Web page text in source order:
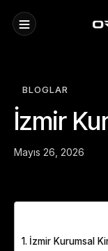
BLOGLAR
İzmir
Mayıs 26, 2026
İzmir Kurumsal